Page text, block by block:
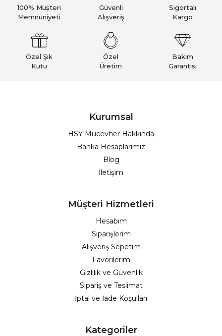
100% Müşteri
Memnuniyeti
Güvenli
Alışveriş
Sigortalı
Kargo
Özel Şık
Kutu
Özel
Üretim
Bakım
Garantisi
Kurumsal
HSY Mücevher Hakkında
Banka Hesaplarımız
Blog
İletişim
Müşteri Hizmetleri
Hesabım
Siparişlerim
Alışveriş Sepetim
Favorilerim
Gizlilik ve Güvenlik
Sipariş ve Teslimat
İptal ve İade Koşulları
Kategoriler